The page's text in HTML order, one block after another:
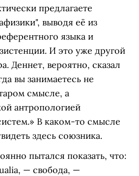
предлагаете
выводя её из
языка и
И это уже другой
Деннет, вероятно, сказал
вы занимаетесь не
смысле, а
антропологией
В каком-то смысле
здесь союзника.
пытался показать, что:
— свобода, —